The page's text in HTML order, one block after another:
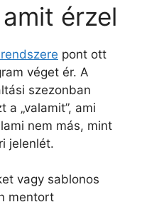
érzel
pont ott
véget ér. A
szezonban
a „valamit”, ami
nem más, mint
jelenlét.
vagy sablonos
mentort